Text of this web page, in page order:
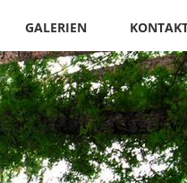
GALERIEN